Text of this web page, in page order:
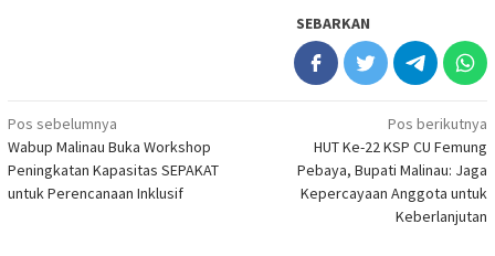
SEBARKAN
Navigasi
pos
Pos sebelumnya
Wabup Malinau Buka Workshop
Peningkatan Kapasitas SEPAKAT
untuk Perencanaan Inklusif
Pos berikutnya
HUT Ke-22 KSP CU Femung
Pebaya, Bupati Malinau: Jaga
Kepercayaan Anggota untuk
Keberlanjutan